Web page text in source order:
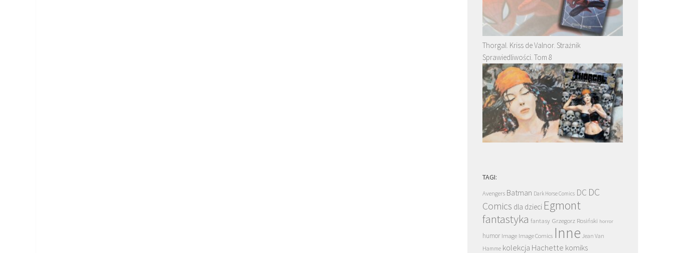
Thorgal. Kriss de Valnor. Strażnik
Sprawiedliwości. Tom 8
TAGI:
Avengers Batman Dark Horse Comics DC DC
Comics dla dzieci Egmont
fantastyka fantasy Grzegorz Rosiński horror
humor Image Image Comics Inne Jean Van
Hamme kolekcja Hachette komiks